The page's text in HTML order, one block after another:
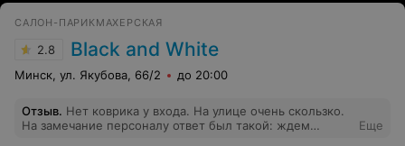
САЛОН-ПАРИКМАХЕРСКАЯ
2.8 Black and White
Минск, ул. Якубова, 66/2 до 20:00
Отзыв. Нет коврика у входа. На улице очень скользко.
На замечание персоналу ответ был такой: ждем
Еще